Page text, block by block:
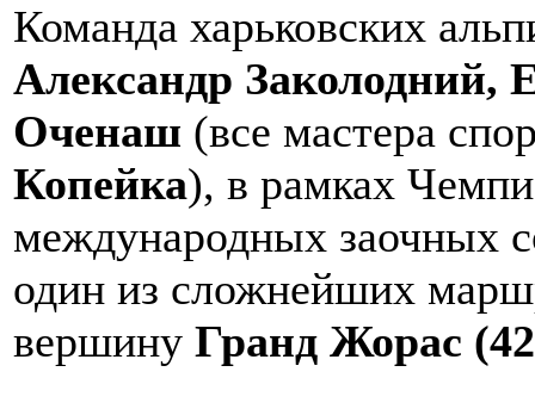
Команда харьковских
Александр Заколодний,
Оченаш (все мастера
Копейка), в рамках
международных заочных
один из сложнейших
вершину Гранд Жорас